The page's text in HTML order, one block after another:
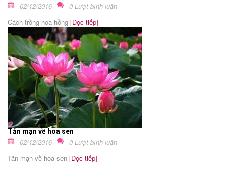
02/12/2016
0 Lượt bình luận
Cách trồng hoa hồng [Đọc tiếp]
Tản mạn về hoa sen
02/12/2016
0 Lượt bình luận
Tản mạn về hoa sen [Đọc tiếp]